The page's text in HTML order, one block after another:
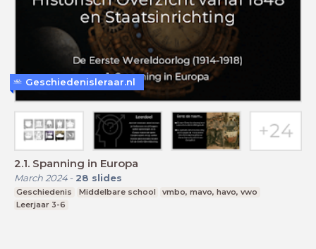
2.1. Spanning in Europa
March 2024- 28 slides
Geschiedenis Middelbare school
vmbo, mavo, havo, vwo
Leerjaar 3-6
Geschiedenisleraar.nl